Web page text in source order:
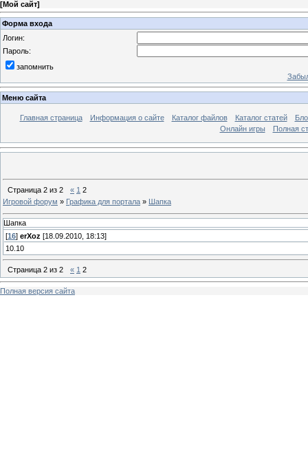
[Мой сайт]
Форма входа
Логин:
Пароль:
запомнить
Меню сайта
Главная страница Информация о сайте Каталог файлов Каталог статей
Онлайн игры
Полная
Страница 2 из 2 « 1 2
Игровой форум » Графика для портала » Шапка
Шапка
[16] erXoz [18.09.2010, 18:13]
10.10
Страница 2 из 2 « 1 2
Полная версия сайта